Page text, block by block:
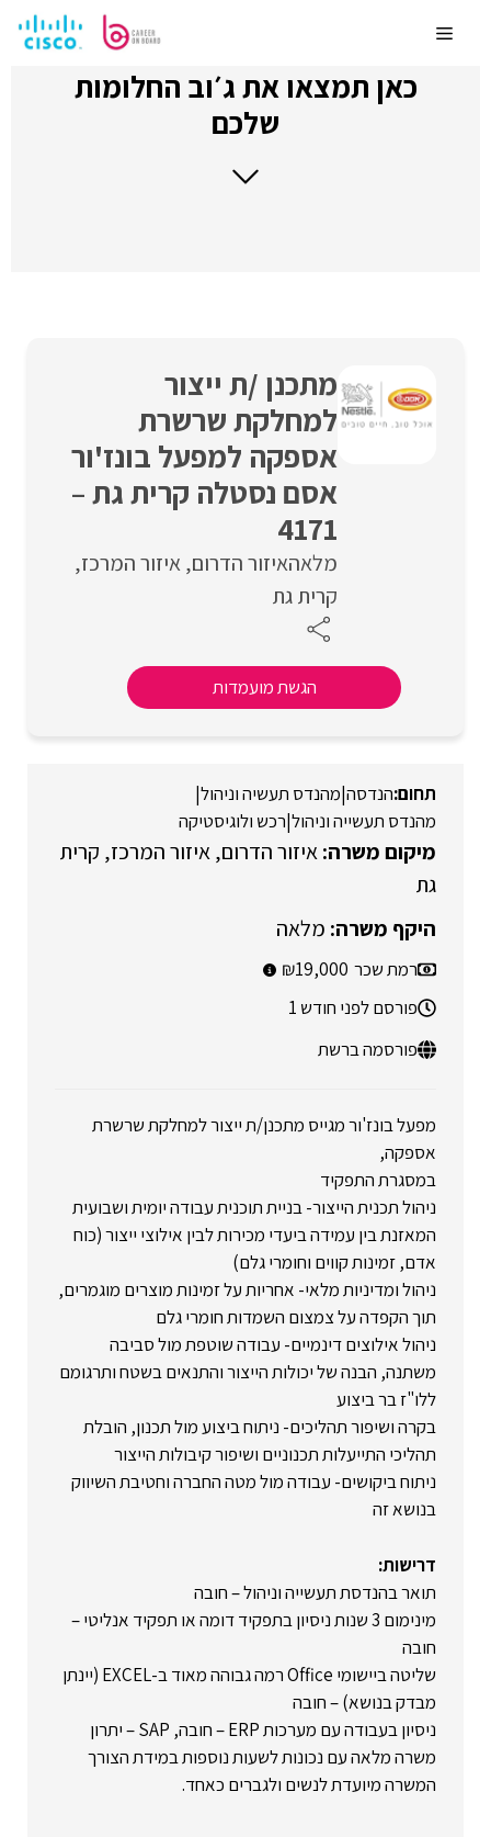
לתוכןMenu
כאן תמצאו את ג׳וב החלומות
שלכם
מתכנן /ת ייצור
למחלקת שרשרת
אספקה למפעל בונז'ור
אסם נסטלה קרית גת –
4171
מלאהאיזור הדרום איזור המרכז
קרית גת
הגשת מועמדות
הנדסה|מהנדס תעשיה וניהול|
מהנדס תעשייה וניהול|רכש ולוגיסטיקה
איזור הדרום איזור המרכז קרית
גת
מלאה
רמת שכר 19,000
פורסם לפני חודש 1
פורסמה ברשת
מפעל בונז'ור מגייס מתכנן/ת ייצור למחלקת שרשרת
אספקה,
במסגרת התפקיד
ניהול תכנית הייצור- בניית תוכנית עבודה יומית ושבועית
המאזנת בין עמידה ביעדי מכירות לבין אילוצי ייצור (כוח
אדם, זמינות קווים וחומרי גלם)
ניהול ומדיניות מלאי- אחריות על זמינות מוצרים מוגמרים,
תוך הקפדה על צמצום השמדות חומרי גלם
ניהול אילוצים דינמיים- עבודה שוטפת מול סביבה
משתנה, הבנה של יכולות הייצור והתנאים בשטח ותרגומם
ללו"ז בר ביצוע
בקרה ושיפור תהליכים- ניתוח ביצוע מול תכנון, הובלת
תהליכי התייעלות תכנוניים ושיפור קיבולות הייצור
ניתוח ביקושים- עבודה מול מטה החברה וחטיבת השיווק
בנושא זה
דרישות:
תואר בהנדסת תעשייה וניהול – חובה
מינימום 3 שנות ניסיון בתפקיד דומה או תפקיד אנליטי –
חובה
שליטה ביישומי Office רמה גבוהה מאוד ב-EXCEL (יינתן
מבדק בנושא) – חובה
ניסיון בעבודה עם מערכות ERP – חובה, SAP – יתרון
משרה מלאה עם נכונות לשעות נוספות במידת הצורך
המשרה מיועדת לנשים ולגברים כאחד.